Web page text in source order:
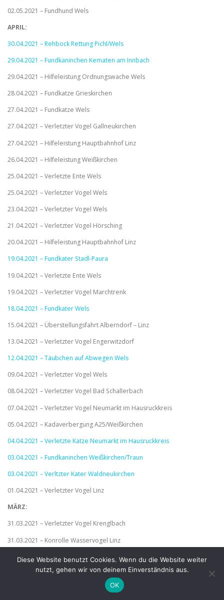
02.05.2021 – Fundhund Wels
APRIL:
30.04.2021 – Rehbock Rettung Pichl/Wels
29.04.2021 – Fundkaninchen Kematen am Innbach
29.04.2021 – Hilfeleistung Ordnungswache Wels
28.04.2021 – Fundkatze Grieskirchen
27.04.2021 – Fundkatze Wels
27.04.2021 – Verletzter Vogel Gallneukirchen
27.04.2021 – Hilfeleistung Hauptbahnhof Linz
26.04.2021 – Hilfeleistung Weißkirchen
25.04.2021 – Verletzte Ente Wels
25.04.2021 – Verletzter Vogel Wels
23.04.2021 – Verletzter Vogel Wels
21.04.2021 – Verletzter Vogel Hörsching
20.04.2021 – Hilfeleistung Hauptbahnhof Linz
19.04.2021 – Fundkater Stadl-Paura
19.04.2021 – Verletzte Ente Wels
19.04.2021 – Verletzter Vogel Marchtrenk
18.04.2021 – Fundkater Wels
15.04.2021 – Überstellungsfahrt Alberndorf – Linz
13.04.2021 – Verletzter Vogel Engerwitzdorf
12.04.2021 – Täubchen auf Abwegen Wels
09.04.2021 – Verletzter Vogel Wels
08.04.2021 – Verletzter Vogel Bad Schallerbach
07.04.2021 – Verletzter Vogel Neumarkt im Hausruckkreis
05.04.2021 – Kadaverbergung A25/Weißkirchen
04.04.2021 – Verletzte Katze Neumarkt im Hausruckkreis
03.04.2021 – Fundkaninchen Weißkirchen/Traun
03.04.2021 – Verltzter Kater Waldneukirchen
01.04.2021 – Verletzter Vogel Linz
MÄRZ:
31.03.2021 – Verletzter Vogel Krenglbach
31.03.2021 – Konrolle Wasservogel Linz
29.03.2021 – Überstellungsfahrt Wels-Bad Leonfelden
28.03.2021 – Fundtier Pichl/Wels
Diese Website benutzt Cookies. Wenn du die Website weiter
nutzt, gehen wir von deinem Einverständnis aus.
OK